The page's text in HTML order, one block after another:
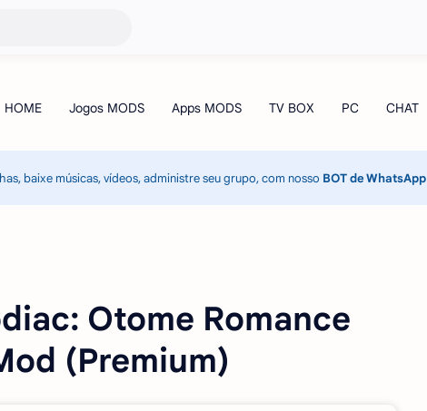
baixe músicas, vídeos, administre seu grupo, com nosso BOT de WhatsApp
Otome Romance
(Premium)